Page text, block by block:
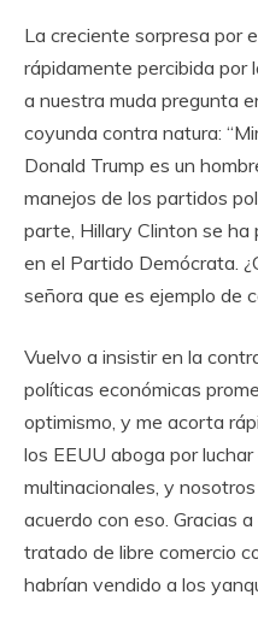
La creciente sorpresa por
rápidamente percibida por
a nuestra muda pregunta
coyunda contra natura:
Donald Trump es un
manejos de los partidos
parte, Hillary Clinton se
en el Partido Demócrata.
señora que es ejemplo de
Vuelvo a insistir en la
políticas económicas
optimismo, y me acorta
los EEUU aboga por
multinacionales, y
acuerdo con eso. Gracias
tratado de libre comercio
habrían vendido a los